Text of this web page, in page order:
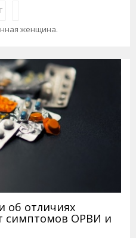
женщина.
об отличиях
симптомов ОРВИ и